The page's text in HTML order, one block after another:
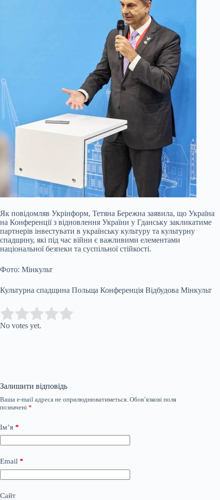
Як повідомляв Укрінформ, Тетяна Бережна заявила, що Україна
на Конференції з відновлення України у Гданську закликатиме
партнерів інвестувати в українську культуру та культурну
спадщину, які під час війни є важливими елементами
національної безпеки та суспільної стійкості.
Фото: Мінкульт
Культурна спадщина Польща Конференція Відбудова Мінкульт
Rate this item:
No votes yet.
Залишити відповідь
Ваша e-mail адреса не оприлюднюватиметься. Обов’язкові поля
позначені *
Ім’я *
Email *
Сайт